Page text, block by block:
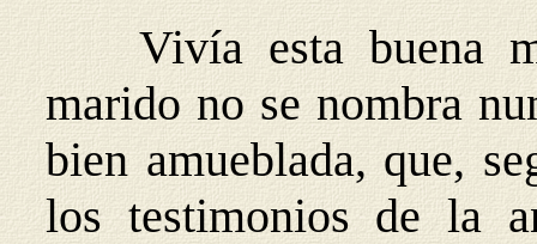
Vivía esta buena
marido no se nombra
bien amueblada, que,
los testimonios de la